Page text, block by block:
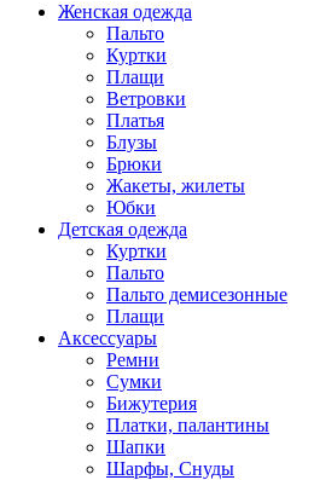
Женская одежда
Пальто
Куртки
Плащи
Ветровки
Платья
Блузы
Брюки
Жакеты, жилеты
Юбки
Детская одежда
Куртки
Пальто
Пальто демисезонные
Плащи
Аксессуары
Ремни
Сумки
Бижутерия
Платки, палантины
Шапки
Шарфы, Снуды